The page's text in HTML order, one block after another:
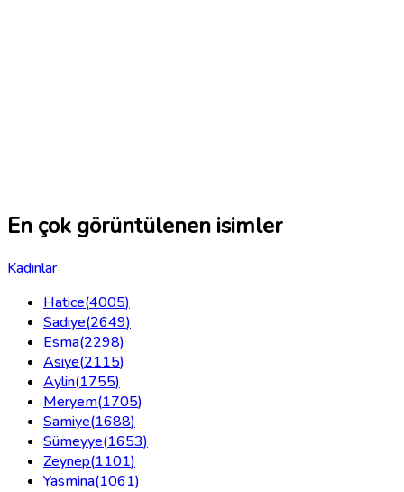
En çok görüntülenen isimler
Kadınlar
Hatice(4005)
Sadiye(2649)
Esma(2298)
Asiye(2115)
Aylin(1755)
Meryem(1705)
Samiye(1688)
Sümeyye(1653)
Zeynep(1101)
Yasmina(1061)